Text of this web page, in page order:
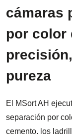
cámaras
por color
pureza
El MSort AH
separación por
cemento, los